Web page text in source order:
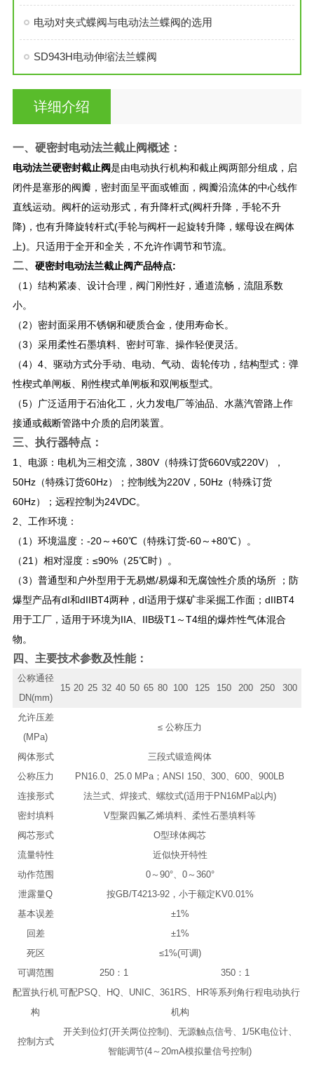
电动对夹式蝶阀与电动法兰蝶阀的选用
SD943H电动伸缩法兰蝶阀
详细介绍
一、 硬密封电动法兰截止阀​概述：
电动法兰硬密封截止阀是由电动执行机构和截止阀两部分组成，启
闭件是塞形的阀瓣，密封面呈平面或锥面，阀瓣沿流体的中心线作
直线运动。阀杆的运动形式，有升降杆式(阀杆升降，手轮不升
降)，也有升降旋转杆式(手轮与阀杆一起旋转升降，螺母设在阀体
上)。只适用于全开和全关，不允许作调节和节流。
二、 硬密封电动法兰截止阀产品特点:
（1）结构紧凑、设计合理，阀门刚性好，通道流畅，流阻系数
小。
（2）密封面采用不锈钢和硬质合金，使用寿命长。
（3）采用柔性石墨填料、密封可靠、操作轻便灵活。
（4）4、驱动方式分手动、电动、气动、齿轮传功，结构型式：弹
性楔式单闸板、刚性楔式单闸板和双闸板型式。
（5）广泛适用于石油化工，火力发电厂等油品、水蒸汽管路上作
接通或截断管路中介质的启闭装置。
三、 执行器特点：
1、电源：电机为三相交流，380V（特殊订货660V或220V），
50Hz（特殊订货60Hz）；控制线为220V，50Hz（特殊订货
60Hz）；远程控制为24VDC。
2、工作环境：
（1）环境温度：-20～+60℃（特殊订货-60～+80℃）。
（21）相对湿度：≤90%（25℃时）。
（3）普通型和户外型用于无易燃/易爆和无腐蚀性介质的场所 ；防
爆型产品有dI和dIIBT4两种，dI适用于煤矿非采掘工作面；dIIBT4
用于工厂，适用于环境为IIA、IIB级T1～T4组的爆炸性气体混合
物。
四、主要技术参数及性能：
公称通径
DN(mm)
15 20 25 32 40 50 65 80 100 125 150 200 250 300
允许压差
(MPa)
≤ 公称压力
阀体形式
三段式锻造阀体
公称压力
PN16.0、25.0 MPa；ANSI 150、300、600、900LB
连接形式
法兰式、焊接式、螺纹式(适用于PN16MPa以内)
密封填料
V型聚四氟乙烯填料、柔性石墨填料等
阀芯形式
O型球体阀芯
流量特性
近似快开特性
动作范围
0～90°、0～360°
泄露量Q
按GB/T4213-92，小于额定KV0.01%
基本误差
±1%
回差
±1%
死区
≤1%(可调)
可调范围
250：1
350：1
配置执行机
构
可配PSQ、HQ、UNIC、361RS、HR等系列角行程电动执行
机构
控制方式
开关到位灯(开关两位控制)、无源触点信号、1/5K电位计、
智能调节(4～20mA模拟量信号控制)